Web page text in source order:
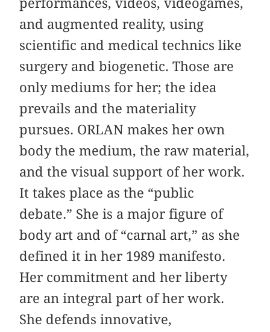
performances, videos, videogames,
and augmented reality, using
scientific and medical technics like
surgery and biogenetic. Those are
only mediums for her; the idea
prevails and the materiality
pursues. ORLAN makes her own
body the medium, the raw material,
and the visual support of her work.
It takes place as the “public
debate.” She is a major figure of
body art and of “carnal art,” as she
defined it in her 1989 manifesto.
Her commitment and her liberty
are an integral part of her work.
She defends innovative,